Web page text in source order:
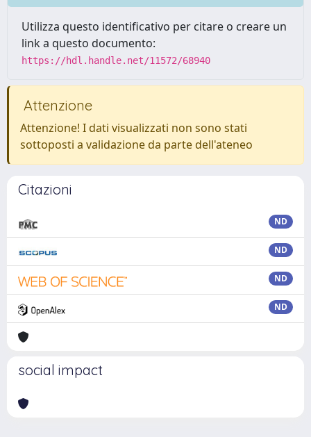
Utilizza questo identificativo per citare o creare un
link a questo documento:
https://hdl.handle.net/11572/68940
Attenzione
Attenzione! I dati visualizzati non sono stati
sottoposti a validazione da parte dell'ateneo
Citazioni
ND
ND
ND
ND
social impact